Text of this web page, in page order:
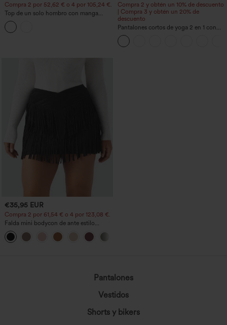
Compra 2 por 52,62 € o 4 por 105,24 €.
Top de un solo hombro con manga
corta, dobladillo curvo high‑low,
sujetador integrado y estampado de
lunares, estilo casual
Compra 2 y obtén un 10% de descuento
| Compra 3 y obtén un 20% de
descuento
Pantalones cortos de yoga 2 en 1 con
bolsillo trasero de talle muy alto y
bolsillo lateral oculto de 5&#39;&#39;
de longitud más larga
€35,95 EUR
Compra 2 por 61,54 € o 4 por 123,08 €.
Falda mini bodycon de ante estilo
crossover, talle alto, 2 en 1, dobladillo
con flecos, para fiesta
Pantalones
Vestidos
Shorts y bikers